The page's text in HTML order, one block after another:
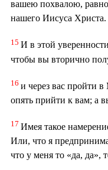
вашею похвалою,
нашего Иисуса Христа.
15 И в этой
чтобы вы вторично
16 и через вас пройти
опять прийти к вам; а
17 Имея такое
Или, что я
что у меня то «да, да»,